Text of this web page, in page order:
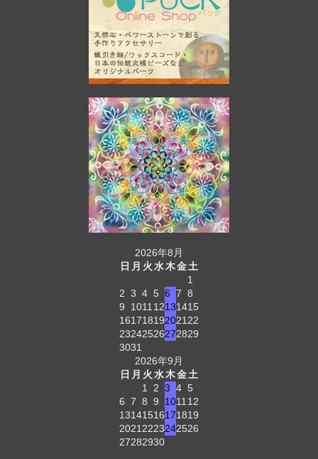
2026年8月
日 月 火水木金土
1
2 3 4 5 6 7 8
9
1011 12131415
161718192021 22
23242526272829
3031
2026年9月
日 月 火水木金土
1
2 3 4 5
6 7 8 9 1011 12
13141516171819
2021 2223242526
27282930